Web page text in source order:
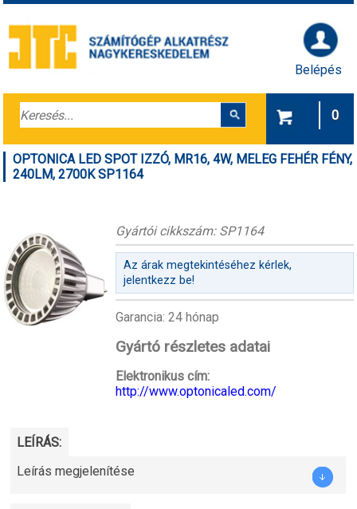
Belépés
0
OPTONICA LED SPOT IZZÓ, MR16, 4W, MELEG FEHÉR FÉNY,
240LM, 2700K SP1164
Gyártói cikkszám: SP1164
Az árak megtekintéséhez kérlek,
jelentkezz be!
Garancia: 24 hónap
Gyártó részletes adatai
Elektronikus cím:
http://www.optonicaled.com/
LEÍRÁS:
Leírás megjelenítése